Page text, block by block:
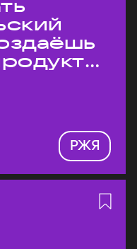
РЖЯ